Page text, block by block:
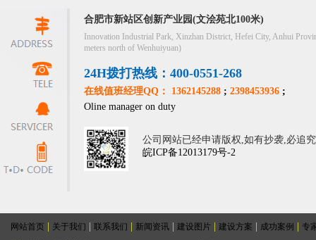
合肥市新站区创新产业园(文浍苑北100米)
Innovation Industrial Park, Xinzhan District, Hefei City, Anhui
meters north of Wenhuiyuan)
24H拨打热线：400-0551-268
在线值班经理QQ： 1362145288 ; 2398453936 ;
Oline manager on duty
公司网站已经申请版权,如有抄袭,必追
皖ICP备12013179号-2
网站首页 关于我们 联系我们 新闻资讯 建设图片 建设方案 成功案例
专